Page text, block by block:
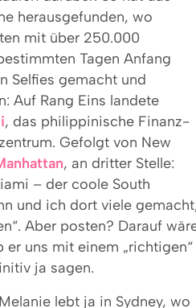
herausgefunden, wo
mit über 250.000
Tagen Anfang
Selfies gemacht und
Auf Rang Eins landete
, das philippinische Finanz-
Gefolgt von New
, an dritter Stelle:
– der coole South
und ich dort viele
Aber posten? Darauf
uns mit einem „richtigen“
ja sagen.
lebt ja in Sydney, wo